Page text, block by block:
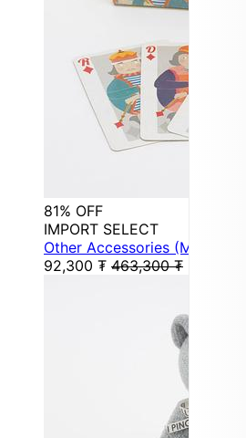
81% OFF
IMPORT SELECT
Other Accessories (Multicolor)
92,300 ₮ 463,300 ₮